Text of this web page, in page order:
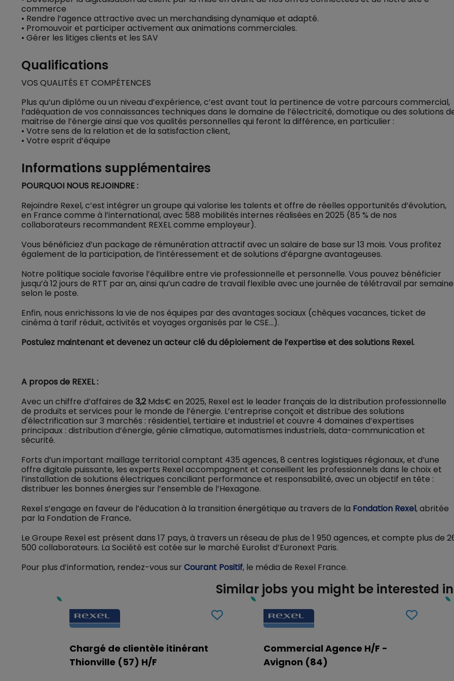
commerce
• Rendre l’agence attractive avec un merchandising dynamique et adapté.
• Promouvoir et participer activement aux animations commerciales.
• Gérer les litiges clients et les SAV
Qualifications
VOS QUALITÉS ET COMPÉTENCES
Plus qu’un diplôme ou un niveau d’expérience, c’est avant tout la pertinence de votre parcours commercial,
l’adéquation de vos connaissances techniques dans le domaine de l’électricité, domotique ou des solutions
maitrise de l’énergie ainsi que vos qualités personnelles qui feront la différence, en particulier :
• Votre sens de la relation et de la satisfaction client,
• Votre esprit d’équipe
Informations supplémentaires
POURQUOI NOUS REJOINDRE :
Rejoindre Rexel, c’est intégrer un groupe qui valorise les talents et offre de réelles opportunités d’évolution,
en France comme à l’international, avec 588 mobilités internes réalisées en 2025 (85 % de nos
collaborateurs recommandent REXEL comme employeur).
Vous bénéficiez d’un package de rémunération attractif avec un salaire de base sur 13 mois. Vous profitez
également de la participation, de l’intéressement et de solutions d’épargne avantageuses.
Notre politique sociale favorise l’équilibre entre vie professionnelle et personnelle. Vous pouvez bénéficier
jusqu’à 12 jours de RTT par an, ainsi qu’un cadre de travail flexible avec une journée de télétravail par semaine
selon le poste.
Enfin, nous enrichissons la vie de nos équipes par des avantages sociaux (chèques vacances, ticket de
cinéma à tarif réduit, activités et voyages organisés par le CSE…).
Postulez maintenant et devenez un acteur clé du déploiement de l’expertise et des solutions Rexel.
A propos de REXEL :
Avec un chiffre d’affaires de 3,2Mds€ en 2025, Rexel est le leader français de la distribution professionnelle
de produits et services pour le monde de l’énergie. L’entreprise conçoit et distribue des solutions
d'électrification sur 3 marchés : résidentiel, tertiaire et industriel et couvre 4 domaines d’expertises
principaux : distribution d’énergie, génie climatique, automatismes industriels, data-communication et
sécurité.
Forts d’un important maillage territorial comptant 435 agences, 8 centres logistiques régionaux, et d’une
offre digitale puissante, les experts Rexel accompagnent et conseillent les professionnels dans le choix et
l’installation de solutions électriques conciliant performance et responsabilité, avec un objectif en tête :
distribuer les bonnes énergies sur l’ensemble de l’Hexagone.
Rexel s’engage en faveur de l’éducation à la transition énergétique au travers de la Fondation Rexel, abritée
par la Fondation de France.
Le Groupe Rexel est présent dans 17 pays, à travers un réseau de plus de 1 950 agences, et compte plus de
500 collaborateurs. La Société est cotée sur le marché Eurolist d’Euronext Paris.
Pour plus d’information, rendez-vous sur Courant Positif, le média de Rexel France.
Similar jobs you might be interested in
Chargé de clientèle itinérant
Thionville (57) H/F
Commercial Agence H/F -
Avignon (84)